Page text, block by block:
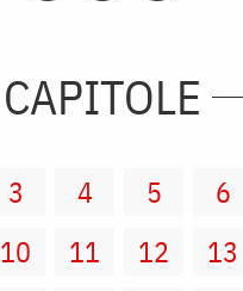
CAPITOLE
3 4 5 6
10 11 12 13